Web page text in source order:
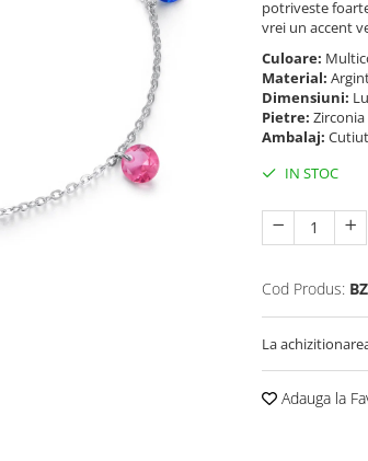
potriveste
vrei un accent
Culoare:
Material:
Dimensiuni:
Pietre: Zirconia
Ambalaj:
IN STOC
Cod Produs:
La
Adauga la